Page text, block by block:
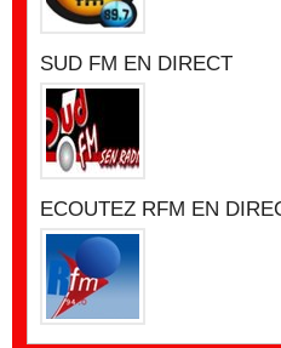
SUD FM EN DIRECT
ECOUTEZ RFM EN